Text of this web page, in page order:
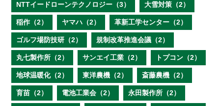
NTTイードローンテクノロジー（3） 大雪対策（2）
稲作（2） ヤマハ（2） 革新工学センター（2）
ゴルフ場防技研（2） 規制改革推進会議（2）
丸七製作所（2） サンエイ工業（2） トプコン（2）
地球温暖化（2） 東洋農機（2） 斎藤農機（2）
育苗（2） 電池工業会（2） 永田製作所（2）